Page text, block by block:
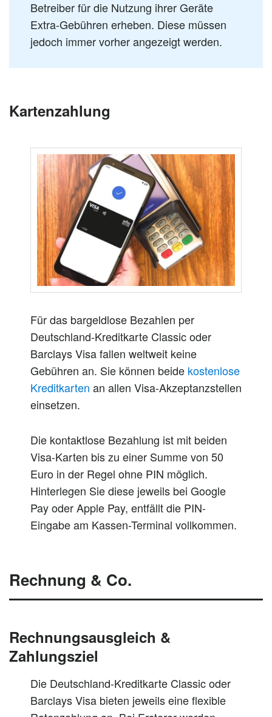
Betreiber für die Nutzung ihrer Geräte
Extra-Gebühren erheben. Diese müssen
jedoch immer vorher angezeigt werden.
Kartenzahlung
Für das bargeldlose Bezahlen per
Deutschland-Kreditkarte Classic oder
Barclays Visa fallen weltweit keine
Gebühren an. Sie können beide kostenlose
Kreditkarten an allen Visa-Akzeptanzstellen
einsetzen.
Die kontaktlose Bezahlung ist mit beiden
Visa-Karten bis zu einer Summe von 50
Euro in der Regel ohne PIN möglich.
Hinterlegen Sie diese jeweils bei Google
Pay oder Apple Pay, entfällt die PIN-
Eingabe am Kassen-Terminal vollkommen.
Rechnung & Co.
Rechnungsausgleich &
Zahlungsziel
Die Deutschland-Kreditkarte Classic oder
Barclays Visa bieten jeweils eine flexible